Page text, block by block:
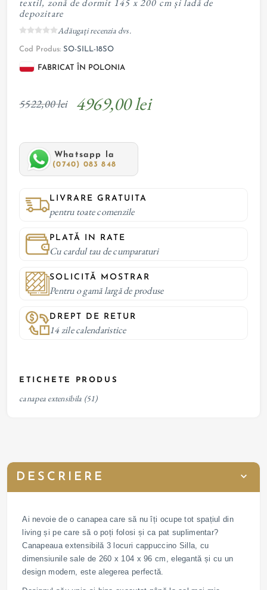
textil, zonă de dormit 145 x 200 cm și ladă de
depozitare
Adăugați recenzia dvs.
Cod Produs: SO-SILL-18SO
FABRICAT ÎN POLONIA
5522,00 lei 4969,00 lei
Whatsapp la
(0740) 083 848
LIVRARE GRATUITA
pentru toate comenzile
PLATĂ IN RATE
Cu cardul tau de cumparaturi
SOLICITĂ MOSTRAR
Pentru o gamă largă de produse
DREPT DE RETUR
14 zile calendaristice
ETICHETE PRODUS
canapea extensibila (51)
DESCRIERE
Ai nevoie de o canapea care să nu îți ocupe tot spațiul din
living și pe care să o poți folosi și ca pat suplimentar?
Canapeaua extensibilă 3 locuri cappuccino Silla, cu
dimensiunile sale de 260 x 104 x 96 cm, elegantă și cu un
design modern, este alegerea perfectă.